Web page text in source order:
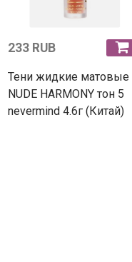
233 RUB
Тени жидкие матовые
NUDE HARMONY тон 5
nevermind 4.6г (Китай)